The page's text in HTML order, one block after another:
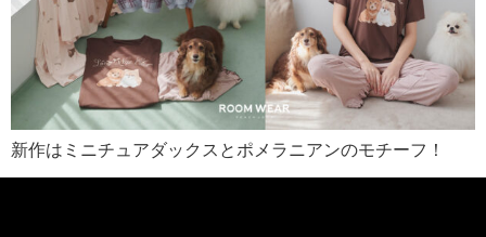
新作はミニチュアダックスとポメラニアンのモチーフ！